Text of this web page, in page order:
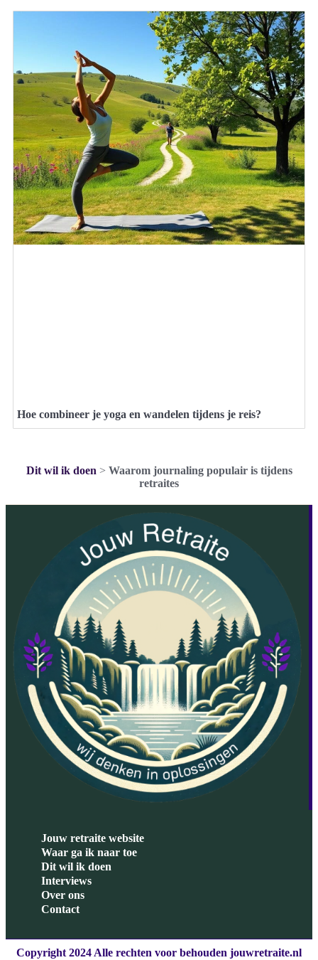
Hoe combineer je yoga en wandelen tijdens je reis?
Dit wil ik doen > Waarom journaling populair is tijdens
retraites
Jouw retraite website
Waar ga ik naar toe
Dit wil ik doen
Interviews
Over ons
Contact
Copyright 2024 Alle rechten voor behouden jouwretraite.nl